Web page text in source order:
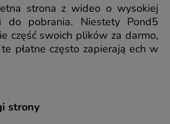
strona z wideo o wysokiej
do pobrania. Niestety Pond5
część swoich plików za darmo,
płatne często zapierają ech w
strony